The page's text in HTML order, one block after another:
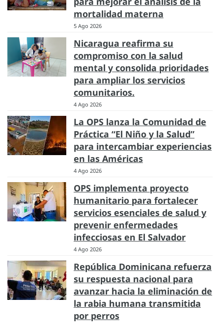
mortalidad materna
5 Ago 2026
Nicaragua reafirma su
compromiso con la salud
mental y consolida prioridades
para ampliar los servicios
comunitarios.
4 Ago 2026
La OPS lanza la Comunidad de
Práctica “El Niño y la Salud”
para intercambiar experiencias
en las Américas
4 Ago 2026
OPS implementa proyecto
humanitario para fortalecer
servicios esenciales de salud y
prevenir enfermedades
infecciosas en El Salvador
4 Ago 2026
República Dominicana refuerza
su respuesta nacional para
avanzar hacia la eliminación de
la rabia humana transmitida
por perros